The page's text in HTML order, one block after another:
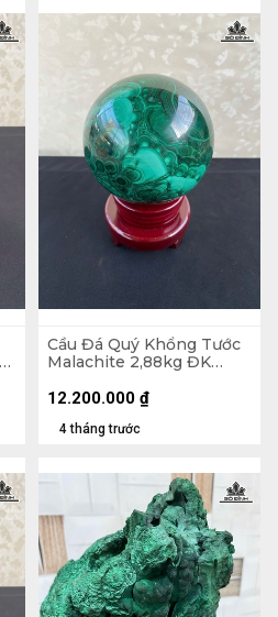
Cầu Đá Quý Khổng Tước
Malachite 2,88kg ĐK
4 tháng trước
12.200.000 ₫